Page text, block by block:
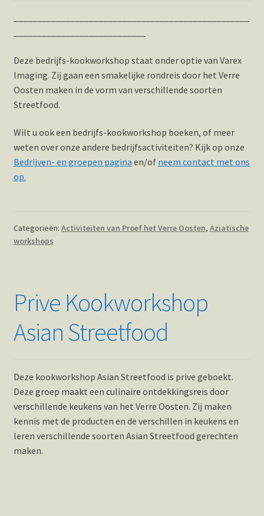
Deze bedrijfs-kookworkshop staat onder optie van Varex
Imaging. Zij gaan een smakelijke rondreis door het Verre
Oosten maken in de vorm van verschillende soorten
Streetfood.
Wilt u ook een bedrijfs-kookworkshop boeken, of meer
weten over onze andere bedrijfsactiviteiten? Kijk op onze
Bedrijven- en groepen pagina en/of neem contact met ons
op.
Categorieën: Activiteiten van Proef het Verre Oosten, Aziatische
workshops
Prive Kookworkshop
Asian Streetfood
Deze kookworkshop Asian Streetfood is prive geboekt.
Deze groep maakt een culinaire ontdekkingsreis door
verschillende keukens van het Verre Oosten. Zij maken
kennis met de producten en de verschillen in keukens en
leren verschillende soorten Asian Streetfood gerechten
maken.